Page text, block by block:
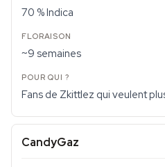
70 % Indica
~9 semaines
Fans de Zkittlez qui veulent
CandyGaz